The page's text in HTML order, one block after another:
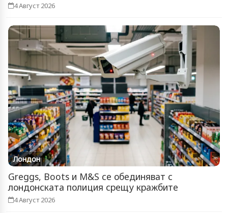
4 Август 2026
Лондон
Greggs, Boots и M&S се обединяват с
лондонската полиция срещу кражбите
4 Август 2026